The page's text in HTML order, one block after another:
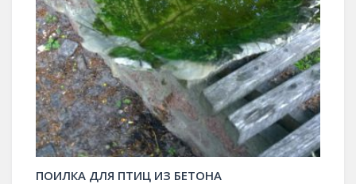
ПОИЛКА ДЛЯ ПТИЦ ИЗ БЕТОНА